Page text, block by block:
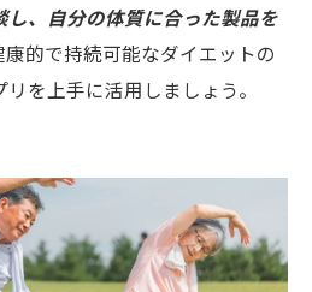
、自分の体質に合った製品を
康的で持続可能なダイエットの
を上手に活用しましょう。